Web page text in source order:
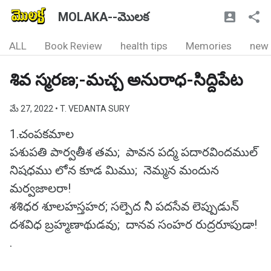
MOLAKA--మొలక
ALL Book Review health tips Memories new
శివ స్మరణ;-మచ్చ అనురాధ-సిద్దిపేట
మే 27, 2022 • T. VEDANTA SURY
1.చంపకమాల
పశుపతి పార్వతీశ తమ; పావన పద్మ పదారవిందముల్
నిషధము లోన కూడ మిము; నెమ్మన మందున
మర్వజాలరా!
శశిధర శూలహస్తహర; సల్పెద నీ పదసేవ లెప్పుడున్
దశవిధ బ్రహ్మణాథుడవు; దానవ సంహర రుద్రరూపుడా!
.